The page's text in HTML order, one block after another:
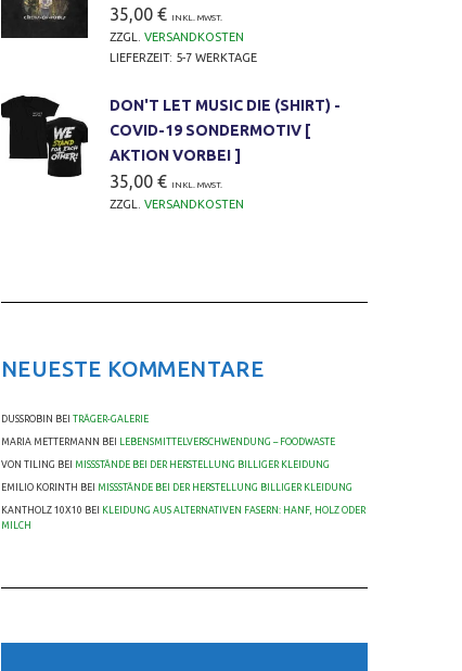
35,00 € INKL. MWST.
ZZGL. VERSANDKOSTEN
LIEFERZEIT: 5-7 WERKTAGE
DON'T LET MUSIC DIE (SHIRT) -
COVID-19 SONDERMOTIV [
AKTION VORBEI ]
35,00 € INKL. MWST.
ZZGL. VERSANDKOSTEN
NEUESTE KOMMENTARE
DUSSROBIN BEI TRÄGER-GALERIE
MARIA METTERMANN BEI LEBENSMITTELVERSCHWENDUNG – FOODWASTE
VON TILING BEI MISSSTÄNDE BEI DER HERSTELLUNG BILLIGER KLEIDUNG
EMILIO KORINTH BEI MISSSTÄNDE BEI DER HERSTELLUNG BILLIGER KLEIDUNG
KANTHOLZ 10X10 BEI
KLEIDUNG AUS ALTERNATIVEN FASERN: HANF, HOLZ ODER
MILCH